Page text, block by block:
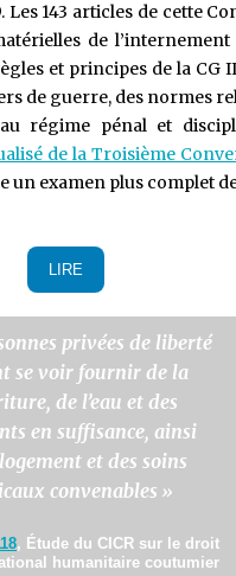
Les 143 articles de cette
de
et principes de la CG
de guerre, des normes
régime pénal et
de la Troisième
un examen plus complet
LIRE
privées de liberté
se voir fournir de la
de l’eau et des
en suffisance, ainsi
et des soins
convenables »
, Étude du CICR sur le droit
humanitaire coutumier